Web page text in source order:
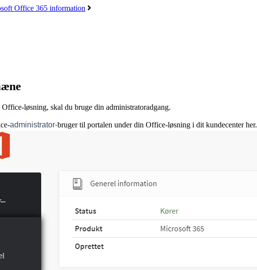
Office 365 information
løsning, skal du bruge din administratoradgang.
administrator-bruger til portalen under din Office-løsning i dit kundecenter her.